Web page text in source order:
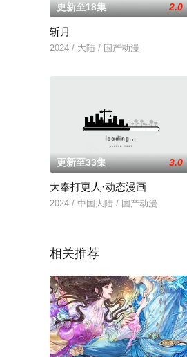
更新至18集 2.0
斩月
2024 / 大陆 / 国产动漫
更新至33集 3.0
大奉打更人·动态漫画
2024 / 中国大陆 / 国产动漫
相关推荐